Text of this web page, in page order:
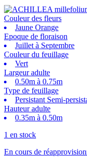
Couleur des fleurs
Jaune Orange
Epoque de floraison
Juillet à Septembre
Couleur du feuillage
Vert
Largeur adulte
0.50m à 0.75m
Type de feuillage
Persistant Semi-
Hauteur adulte
0.35m à 0.50m
1 en stock
En cours de